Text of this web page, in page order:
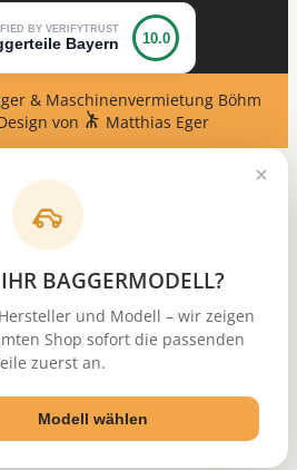
BY VERIFYTRUST
Bayern 10.0
& Maschinenvermietung Böhm
von
Matthias Eger
BAGGERMODELL?
und Modell – wir zeigen
Shop sofort die passenden
zuerst an.
Modell wählen